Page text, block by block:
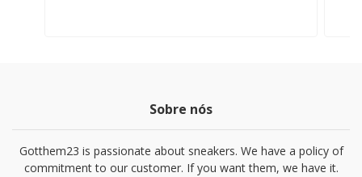
Sobre nós
Gotthem23 is passionate about sneakers. We have a policy of
commitment to our customer. If you want them, we have it.